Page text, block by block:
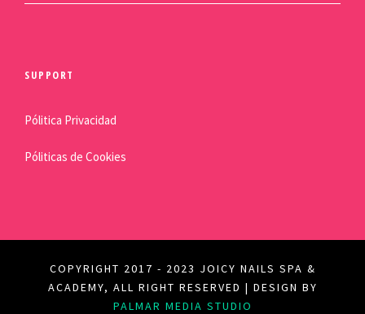
SUPPORT
Pólitica Privacidad
Póliticas de Cookies
COPYRIGHT 2017 - 2023 JOICY NAILS SPA &
ACADEMY, ALL RIGHT RESERVED | DESIGN BY
PALMAR MEDIA STUDIO